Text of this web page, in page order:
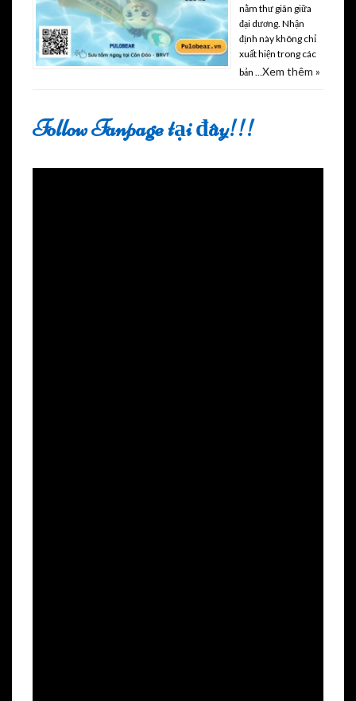
nằm thư giãn giữa
đại dương. Nhận
định này không chỉ
xuất hiện trong các
bản …Xem thêm »
Follow Fanpage tại đây!!!